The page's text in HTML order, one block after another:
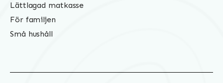
Lättlagad matkasse
För familjen
Små hushåll